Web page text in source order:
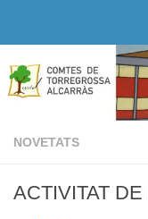
NOVETATS
ACTIVITAT